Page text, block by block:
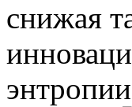
снижая